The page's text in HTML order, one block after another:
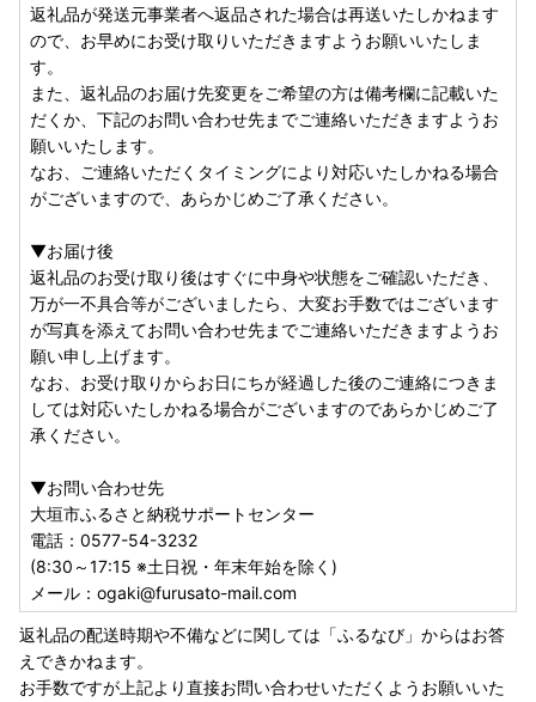
返礼品が発送元事業者へ返品された場合は再送いたしかねます
ので、お早めにお受け取りいただきますようお願いいたしま
す。
また、返礼品のお届け先変更をご希望の方は備考欄に記載いた
だくか、下記のお問い合わせ先までご連絡いただきますようお
願いいたします。
なお、ご連絡いただくタイミングにより対応いたしかねる場合
がございますので、あらかじめご了承ください。
▼お届け後
返礼品のお受け取り後はすぐに中身や状態をご確認いただき、
万が一不具合等がございましたら、大変お手数ではございます
が写真を添えてお問い合わせ先までご連絡いただきますようお
願い申し上げます。
なお、お受け取りからお日にちが経過した後のご連絡につきま
しては対応いたしかねる場合がございますのであらかじめご了
承ください。
▼お問い合わせ先
大垣市ふるさと納税サポートセンター
電話：0577-54-3232
(8:30～17:15 ※土日祝・年末年始を除く)
メール：ogaki@furusato-mail.com
返礼品の配送時期や不備などに関しては「ふるなび」からはお答
えできかねます。
お手数ですが上記より直接お問い合わせいただくようお願いいた